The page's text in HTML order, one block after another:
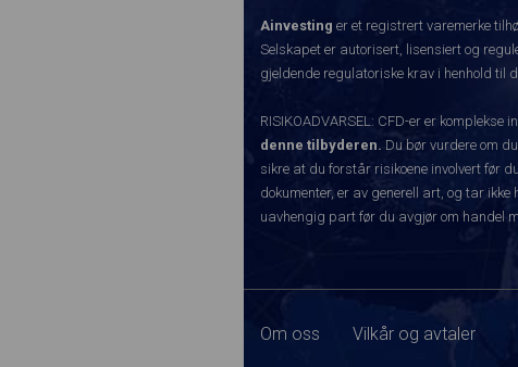
Ainvesting er et registrert varemerke
Selskapet er autorisert, lisensiert og
gjeldende regulatoriske krav i henhold til
RISIKOADVARSEL: CFD-er er
denne tilbyderen. Du bør vurdere om
sikre at du forstår risikoene involvert før
dokumenter, er av generell art, og tar
uavhengig part før du avgjør om handel
Om oss Vilkår og avtaler